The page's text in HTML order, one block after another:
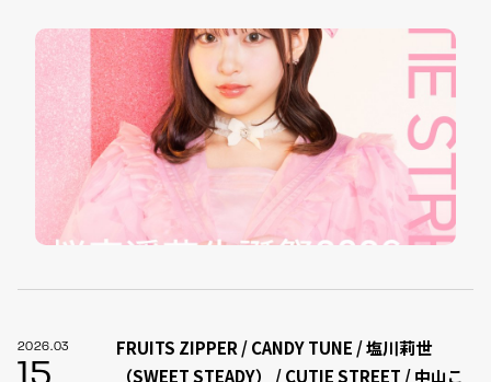
2026.03
FRUITS ZIPPER / CANDY TUNE / 塩川莉世
（SWEET STEADY） / CUTIE STREET / 中山こ